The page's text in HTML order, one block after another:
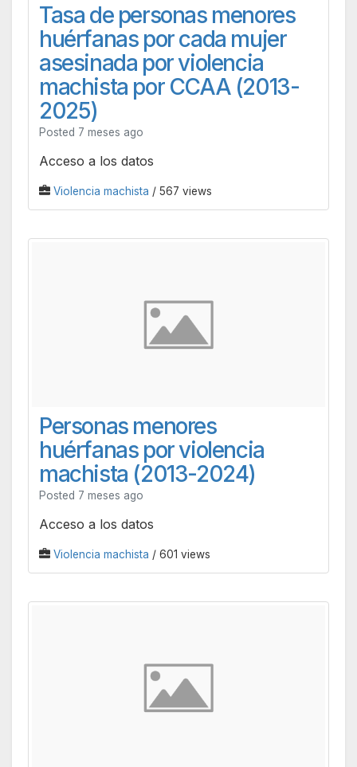
Tasa de personas menores
huérfanas por cada mujer
asesinada por violencia
machista por CCAA (2013-
2025)
Posted 7 meses ago
Acceso a los datos
Violencia machista / 567 views
Personas menores
huérfanas por violencia
machista (2013-2024)
Posted 7 meses ago
Acceso a los datos
Violencia machista / 601 views